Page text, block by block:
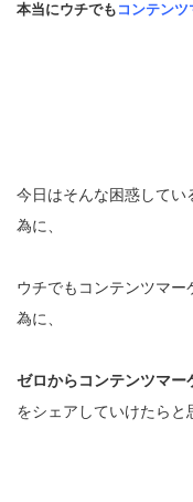
本当にウチでも コンテン
今日はそんな困惑して
為に、
ウチでもコンテンツマ
為に、
ゼロからコンテンツマ
をシェアしていけたらと